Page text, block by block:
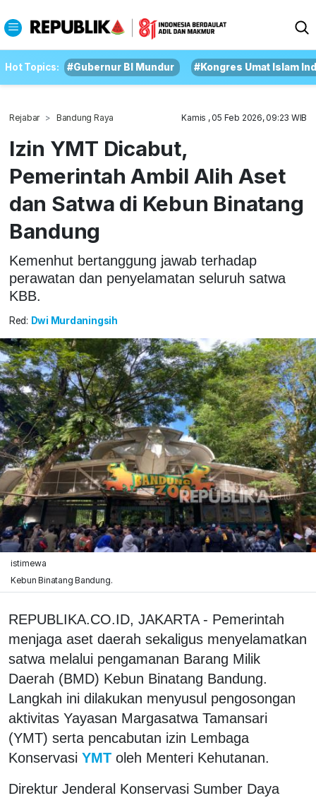
Hot Topics: #Gubernur BI Mundur #Kongres Umat Islam
Rejabar Bandung Raya Kamis , 05 Feb 2026, 09:23 WIB
Izin YMT Dicabut,
Pemerintah Ambil Alih Aset
dan Satwa di Kebun Binatang
Bandung
Kemenhut bertanggung jawab terhadap
perawatan dan penyelamatan seluruh satwa
KBB.
Red: Dwi Murdaningsih
istimewa
Kebun Binatang Bandung.
REPUBLIKA.CO.ID, JAKARTA - Pemerintah
menjaga aset daerah sekaligus menyelamatkan
satwa melalui pengamanan Barang Milik
Daerah (BMD) Kebun Binatang Bandung.
Langkah ini dilakukan menyusul pengosongan
aktivitas Yayasan Margasatwa Tamansari
(YMT) serta pencabutan izin Lembaga
Konservasi YMT oleh Menteri Kehutanan.
Direktur Jenderal Konservasi Sumber Daya